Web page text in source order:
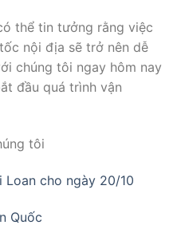
thể tin tưởng rằng việc
nội địa sẽ trở nên dễ
chúng tôi ngay hôm nay
đầu quá trình vận
tôi
cho ngày 20/10
Quốc